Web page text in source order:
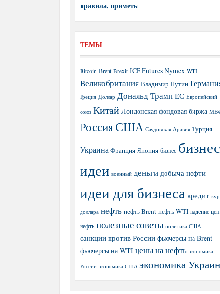
правила, приметы
ТЕМЫ
Bitcoin Brent Brexit ICE Futures Nymex WTI
Великобритания Владимир Путин
Греция Доллар Дональд Трамп ЕС Европейский
союз Китай Лондонская фондовая биржа
РоссияСША Саудовская Аравия Турция
Украина Франция Япония бизнес бизнес
идеи военный деньги добыча нефти
идеи для бизнеса кредит
доллара нефть нефть Brent нефть WTI падение
нефть полезные советы политика США
санкции против России фьючерсы на Brent
фьючерсы на WTI цены на нефть экономика
России экономика США экономика